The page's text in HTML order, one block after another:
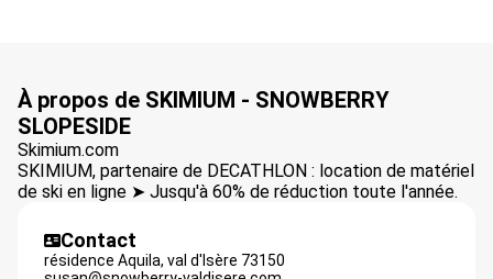
À propos de SKIMIUM - SNOWBERRY
SLOPESIDE
Skimium.com
SKIMIUM, partenaire de DECATHLON : location de matériel
de ski en ligne ➤ Jusqu'à 60% de réduction toute l'année.
Contact
résidence Aquila, val d'Isère 73150